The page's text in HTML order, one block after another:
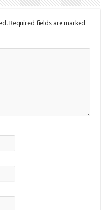
Required fields are marked